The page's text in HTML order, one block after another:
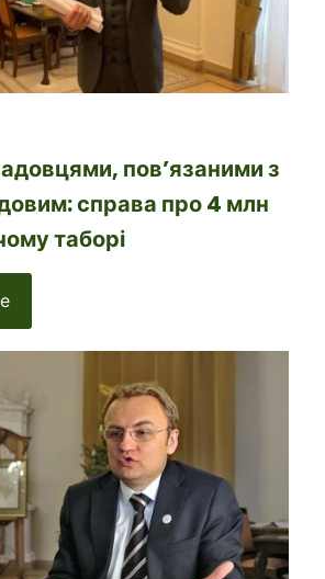
пов’язаними з
справа про 4 млн
таборі